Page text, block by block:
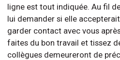
ligne est tout indiquée. Au fil
lui demander si elle
garder contact avec vous
faites du bon travail et tissez
collègues demeureront de